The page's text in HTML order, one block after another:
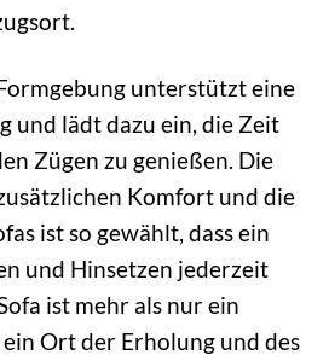
unterstützt eine
und lädt dazu ein, die Zeit
Zügen zu genießen. Die
Komfort und die
ist so gewählt, dass ein
und Hinsetzen jederzeit
ist mehr als nur ein
Ort der Erholung und des